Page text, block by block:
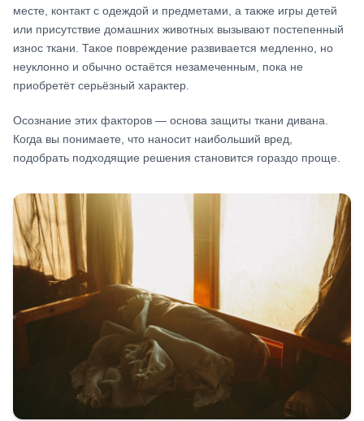
месте, контакт с одеждой и предметами, а также игры детей
или присутствие домашних животных вызывают постепенный
износ ткани. Такое повреждение развивается медленно, но
неуклонно и обычно остаётся незамеченным, пока не
приобретёт серьёзный характер.
Осознание этих факторов — основа защиты ткани дивана.
Когда вы понимаете, что наносит наибольший вред,
подобрать подходящие решения становится гораздо проще.